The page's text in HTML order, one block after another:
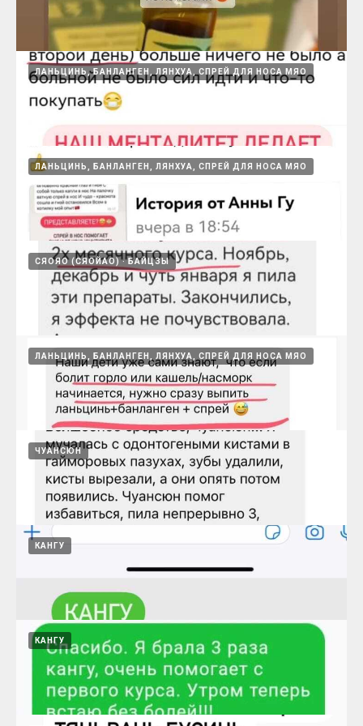
первых приемов
15.08.2024
Ланьцинь
15.08.2024
Ланьцинь, при хроническом тонзиллите
15.08.2024
ЛАНЬЦИНЬ, БАНЛАНГЕН, ЛЯНХУА, СПРЕЙ ДЛЯ НОСА МЯО
Спрей в нос и герпес
15.08.2024
ЛАНЬЦИНЬ, БАНЛАНГЕН, ЛЯНХУА, СПРЕЙ ДЛЯ НОСА МЯО
спрей в нос помогает от стоматита
15.08.2024
СЯОЯО (СЯОЙАО) БАЙЦЗЫ
Для восстановления нервишек своих
Сяояо и Байцзы
15.08.2024
ЛАНЬЦИНЬ, БАНЛАНГЕН, ЛЯНХУА, СПРЕЙ ДЛЯ НОСА МЯО
15.08.2024
ЧУАНСЮН
Кисты в гайморовых пазухах и чуансюн
15.08.2024
КАНГУ
КАНГУ